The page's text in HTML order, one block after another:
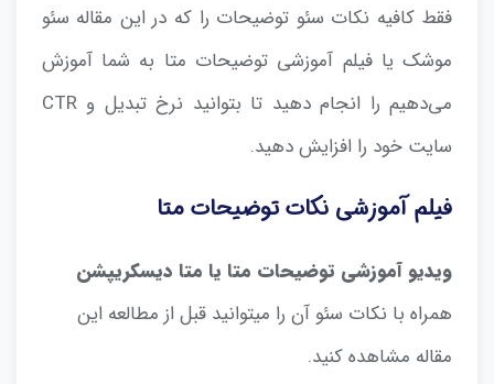
فقط کافیه نکات سئو توضیحات را که در این مقاله سئو
موشک یا فیلم آموزشی توضیحات متا به شما آموزش
می‌دهیم را انجام دهید تا بتوانید نرخ تبدیل و CTR
سایت خود را افزایش دهید.
فیلم آموزشی نکات توضیحات متا
ویدیو آموزشی توضیحات متا یا متا دیسکریپشن
همراه با نکات سئو آن را میتوانید قبل از مطالعه این
مقاله مشاهده کنید.